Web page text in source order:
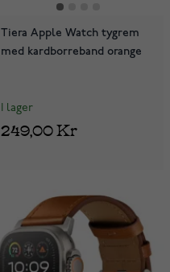
Tiera Apple Watch tygrem
med kardborreband orange
I lager
249,00 Kr